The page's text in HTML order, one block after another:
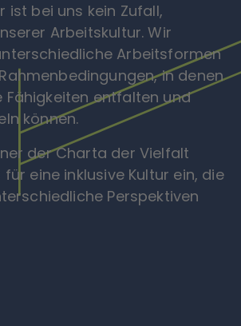
ist bei uns kein Zufall,
Arbeitskultur. Wir
Arbeitsformen
in denen
Fähigkeiten entfalten und
können.
der Charta der Vielfalt
eine inklusive Kultur ein, die
Perspektiven